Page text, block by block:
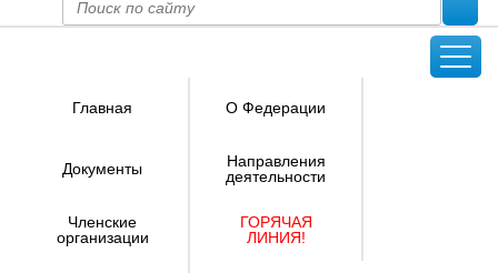
Главная О Федерации
Документы
Направления
деятельности
Членские
организации
ГОРЯЧАЯ
ЛИНИЯ!